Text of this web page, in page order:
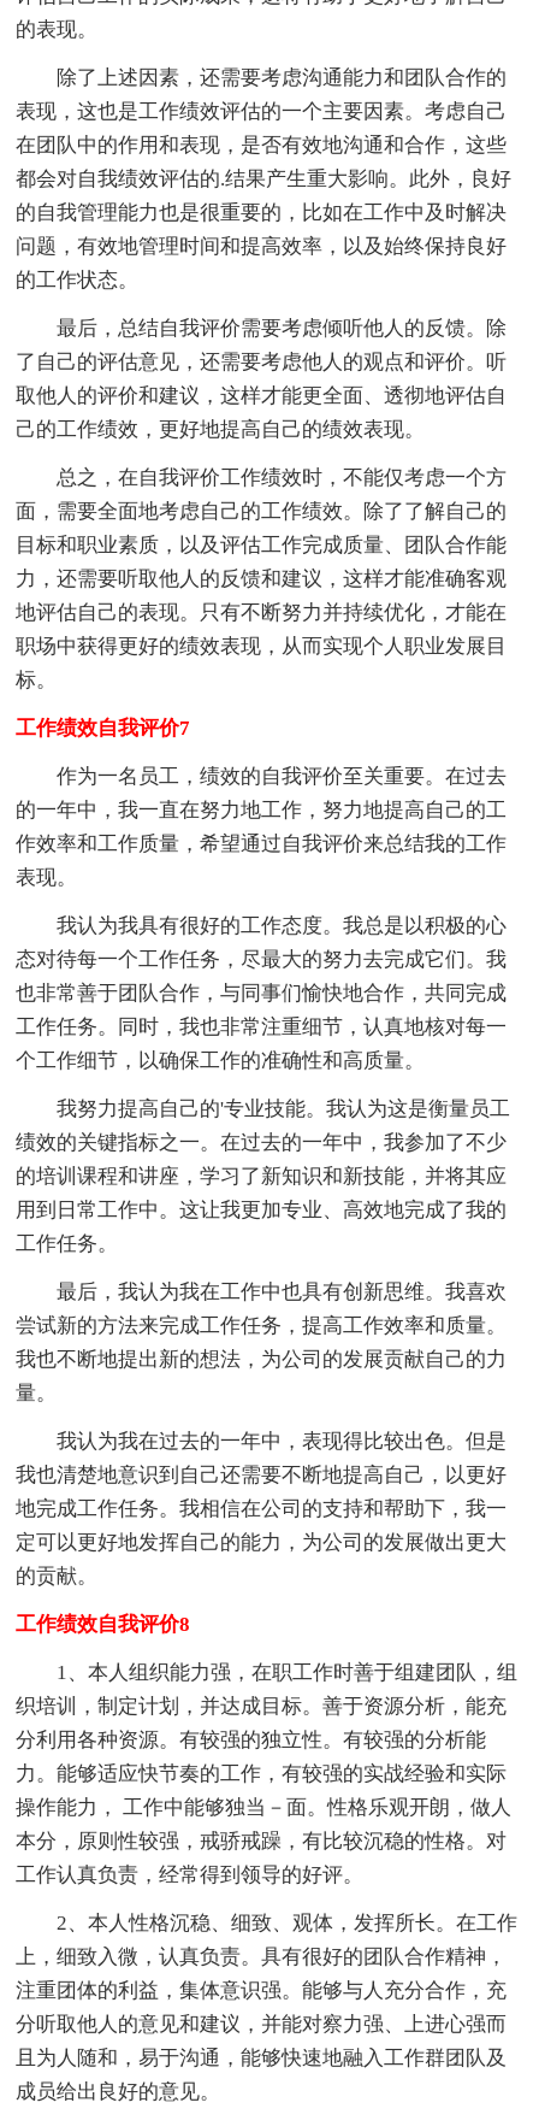
的表现。
除了上述因素，还需要考虑沟通能力和团队合作的
表现，这也是工作绩效评估的一个主要因素。考虑自己
在团队中的作用和表现，是否有效地沟通和合作，这些
都会对自我绩效评估的.结果产生重大影响。此外，良好
的自我管理能力也是很重要的，比如在工作中及时解决
问题，有效地管理时间和提高效率，以及始终保持良好
的工作状态。
最后，总结自我评价需要考虑倾听他人的反馈。除
了自己的评估意见，还需要考虑他人的观点和评价。听
取他人的评价和建议，这样才能更全面、透彻地评估自
己的工作绩效，更好地提高自己的绩效表现。
总之，在自我评价工作绩效时，不能仅考虑一个方
面，需要全面地考虑自己的工作绩效。除了了解自己的
目标和职业素质，以及评估工作完成质量、团队合作能
力，还需要听取他人的反馈和建议，这样才能准确客观
地评估自己的表现。只有不断努力并持续优化，才能在
职场中获得更好的绩效表现，从而实现个人职业发展目
标。
工作绩效自我评价7
作为一名员工，绩效的自我评价至关重要。在过去
的一年中，我一直在努力地工作，努力地提高自己的工
作效率和工作质量，希望通过自我评价来总结我的工作
表现。
我认为我具有很好的工作态度。我总是以积极的心
态对待每一个工作任务，尽最大的努力去完成它们。我
也非常善于团队合作，与同事们愉快地合作，共同完成
工作任务。同时，我也非常注重细节，认真地核对每一
个工作细节，以确保工作的准确性和高质量。
我努力提高自己的'专业技能。我认为这是衡量员工
绩效的关键指标之一。在过去的一年中，我参加了不少
的培训课程和讲座，学习了新知识和新技能，并将其应
用到日常工作中。这让我更加专业、高效地完成了我的
工作任务。
最后，我认为我在工作中也具有创新思维。我喜欢
尝试新的方法来完成工作任务，提高工作效率和质量。
我也不断地提出新的想法，为公司的发展贡献自己的力
量。
我认为我在过去的一年中，表现得比较出色。但是
我也清楚地意识到自己还需要不断地提高自己，以更好
地完成工作任务。我相信在公司的支持和帮助下，我一
定可以更好地发挥自己的能力，为公司的发展做出更大
的贡献。
工作绩效自我评价8
1、本人组织能力强，在职工作时善于组建团队，组
织培训，制定计划，并达成目标。善于资源分析，能充
分利用各种资源。有较强的独立性。有较强的分析能
力。能够适应快节奏的工作，有较强的实战经验和实际
操作能力， 工作中能够独当－面。性格乐观开朗，做人
本分，原则性较强，戒骄戒躁，有比较沉稳的性格。对
工作认真负责，经常得到领导的好评。
2、本人性格沉稳、细致、观体，发挥所长。在工作
上，细致入微，认真负责。具有很好的团队合作精神，
注重团体的利益，集体意识强。能够与人充分合作，充
分听取他人的意见和建议，并能对察力强、上进心强而
且为人随和，易于沟通，能够快速地融入工作群团队及
成员给出良好的意见。